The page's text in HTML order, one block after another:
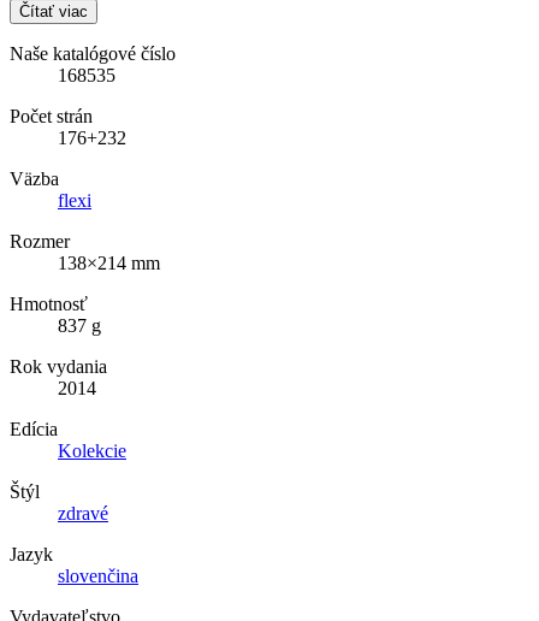
Čítať viac
Naše katalógové číslo
168535
Počet strán
176+232
Väzba
flexi
Rozmer
138×214 mm
Hmotnosť
837 g
Rok vydania
2014
Edícia
Kolekcie
Štýl
zdravé
Jazyk
slovenčina